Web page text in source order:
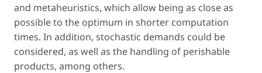
and metaheuristics, which allow being as close as
possible to the optimum in shorter computation
times. In addition, stochastic demands could be
considered, as well as the handling of perishable
products, among others.